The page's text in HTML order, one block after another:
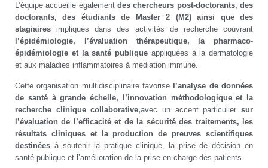
L’équipe accueille également des chercheurs post-doctorants, des
doctorants, des étudiants de Master 2 (M2) ainsi que des
stagiaires impliqués dans des activités de recherche couvrant
l’épidémiologie, l’évaluation thérapeutique, la pharmaco-
épidémiologie et la santé publique appliquées à la dermatologie
et aux maladies inflammatoires à médiation immune.
Cette organisation multidisciplinaire favorise
l’analyse de données
de santé à grande échelle, l’innovation méthodologique et la
recherche clinique collaborative,avec un accent particuliersur
l’évaluation de l’efficacité et de la sécurité des traitements, les
résultats cliniques et la production de preuves scientifiques
destinées à soutenir la pratique clinique, la prise de décision en
santé publique et l’amélioration de la prise en charge des patients.